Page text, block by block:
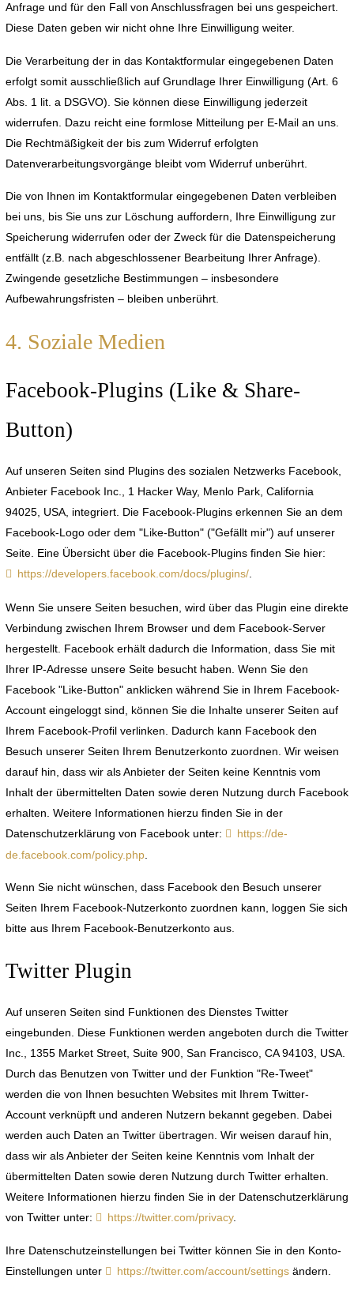
Anfrage und für den Fall von Anschlussfragen bei uns gespeichert.
Diese Daten geben wir nicht ohne Ihre Einwilligung weiter.
Die Verarbeitung der in das Kontaktformular eingegebenen Daten
erfolgt somit ausschließlich auf Grundlage Ihrer Einwilligung (Art. 6
Abs. 1 lit. a DSGVO). Sie können diese Einwilligung jederzeit
widerrufen. Dazu reicht eine formlose Mitteilung per E-Mail an uns.
Die Rechtmäßigkeit der bis zum Widerruf erfolgten
Datenverarbeitungsvorgänge bleibt vom Widerruf unberührt.
Die von Ihnen im Kontaktformular eingegebenen Daten verbleiben
bei uns, bis Sie uns zur Löschung auffordern, Ihre Einwilligung zur
Speicherung widerrufen oder der Zweck für die Datenspeicherung
entfällt (z.B. nach abgeschlossener Bearbeitung Ihrer Anfrage).
Zwingende gesetzliche Bestimmungen – insbesondere
Aufbewahrungsfristen – bleiben unberührt.
4. Soziale Medien
Facebook-Plugins (Like & Share-
Button)
Auf unseren Seiten sind Plugins des sozialen Netzwerks Facebook,
Anbieter Facebook Inc., 1 Hacker Way, Menlo Park, California
94025, USA, integriert. Die Facebook-Plugins erkennen Sie an dem
Facebook-Logo oder dem "Like-Button" ("Gefällt mir") auf unserer
Seite. Eine Übersicht über die Facebook-Plugins finden Sie hier:
https://developers.facebook.com/docs/plugins/.
Wenn Sie unsere Seiten besuchen, wird über das Plugin eine direkte
Verbindung zwischen Ihrem Browser und dem Facebook-Server
hergestellt. Facebook erhält dadurch die Information, dass Sie mit
Ihrer IP-Adresse unsere Seite besucht haben. Wenn Sie den
Facebook "Like-Button" anklicken während Sie in Ihrem Facebook-
Account eingeloggt sind, können Sie die Inhalte unserer Seiten auf
Ihrem Facebook-Profil verlinken. Dadurch kann Facebook den
Besuch unserer Seiten Ihrem Benutzerkonto zuordnen. Wir weisen
darauf hin, dass wir als Anbieter der Seiten keine Kenntnis vom
Inhalt der übermittelten Daten sowie deren Nutzung durch Facebook
erhalten. Weitere Informationen hierzu finden Sie in der
Datenschutzerklärung von Facebook unter:
https://de-
de.facebook.com/policy.php
Wenn Sie nicht wünschen, dass Facebook den Besuch unserer
Seiten Ihrem Facebook-Nutzerkonto zuordnen kann, loggen Sie sich
bitte aus Ihrem Facebook-Benutzerkonto aus.
Twitter Plugin
Auf unseren Seiten sind Funktionen des Dienstes Twitter
eingebunden. Diese Funktionen werden angeboten durch die Twitter
Inc., 1355 Market Street, Suite 900, San Francisco, CA 94103, USA.
Durch das Benutzen von Twitter und der Funktion "Re-Tweet"
werden die von Ihnen besuchten Websites mit Ihrem Twitter-
Account verknüpft und anderen Nutzern bekannt gegeben. Dabei
werden auch Daten an Twitter übertragen. Wir weisen darauf hin,
dass wir als Anbieter der Seiten keine Kenntnis vom Inhalt der
übermittelten Daten sowie deren Nutzung durch Twitter erhalten.
Weitere Informationen hierzu finden Sie in der Datenschutzerklärung
von Twitter unter:
https://twitter.com/privacy.
Ihre Datenschutzeinstellungen bei Twitter können Sie in den Konto-
Einstellungen unter
https://twitter.com/account/settings ändern.